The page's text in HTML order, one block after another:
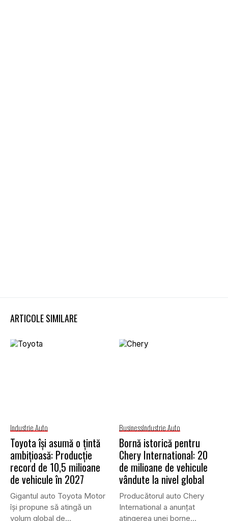
ARTICOLE SIMILARE
Industrie Auto
Toyota își asumă o țintă
ambițioasă: Producție
record de 10,5 milioane
de vehicule în 2027
Gigantul auto Toyota Motor
își propune să atingă un
volum global de...
BusinessIndustrie Auto
Bornă istorică pentru
Chery International: 20
de milioane de vehicule
vândute la nivel global
Producătorul auto Chery
International a anunțat
atingerea unei borne